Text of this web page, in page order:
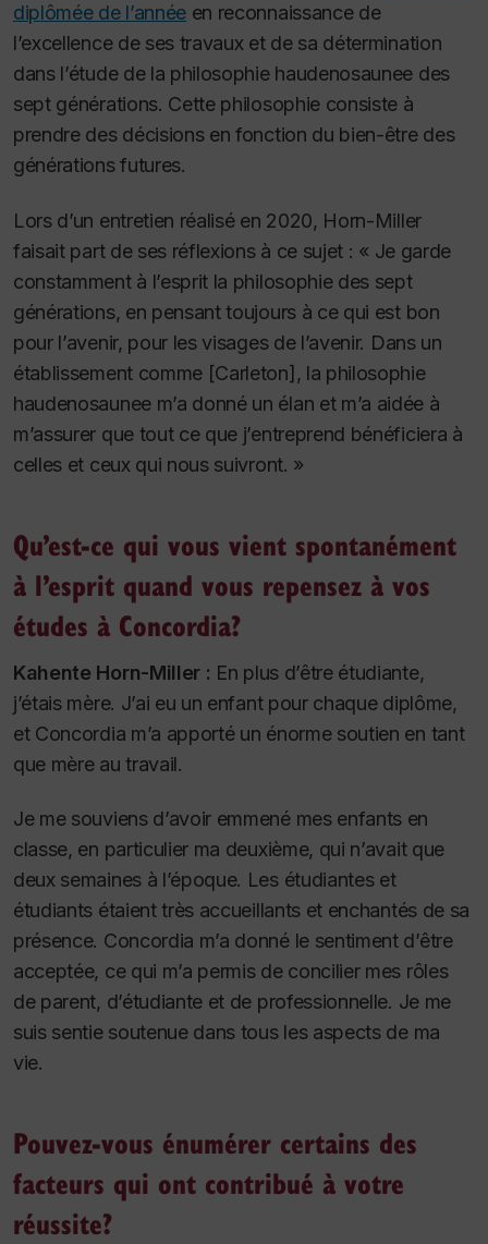
diplômée de l’année en reconnaissance de
l’excellence de ses travaux et de sa détermination
dans l’étude de la philosophie haudenosaunee des
sept générations. Cette philosophie consiste à
prendre des décisions en fonction du bien-être des
générations futures.
Lors d’un entretien réalisé en 2020, Horn-Miller
faisait part de ses réflexions à ce sujet : « Je garde
constamment à l’esprit la philosophie des sept
générations, en pensant toujours à ce qui est bon
pour l’avenir, pour les visages de l’avenir. Dans un
établissement comme [Carleton], la philosophie
haudenosaunee m’a donné un élan et m’a aidée à
m’assurer que tout ce que j’entreprend bénéficiera à
celles et ceux qui nous suivront. »
Qu’est-ce qui vous vient spontanément
à l’esprit quand vous repensez à vos
études à Concordia?
Kahente Horn-Miller : En plus d’être étudiante,
j’étais mère. J’ai eu un enfant pour chaque diplôme,
et Concordia m’a apporté un énorme soutien en tant
que mère au travail.
Je me souviens d’avoir emmené mes enfants en
classe, en particulier ma deuxième, qui n’avait que
deux semaines à l’époque. Les étudiantes et
étudiants étaient très accueillants et enchantés de sa
présence. Concordia m’a donné le sentiment d’être
acceptée, ce qui m’a permis de concilier mes rôles
de parent, d’étudiante et de professionnelle. Je me
suis sentie soutenue dans tous les aspects de ma
vie.
Pouvez-vous énumérer certains des
facteurs qui ont contribué à votre
réussite?